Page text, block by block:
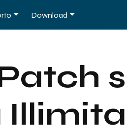
Download